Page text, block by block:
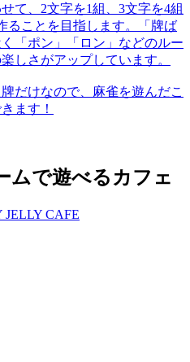
て、2文字を1組、3文字を4組
ることを目指します。「牌ば
「ポン」「ロン」などのルー
しさがアップしています。
だけなので、麻雀を遊んだこ
ます！
ムで遊べるカフェ